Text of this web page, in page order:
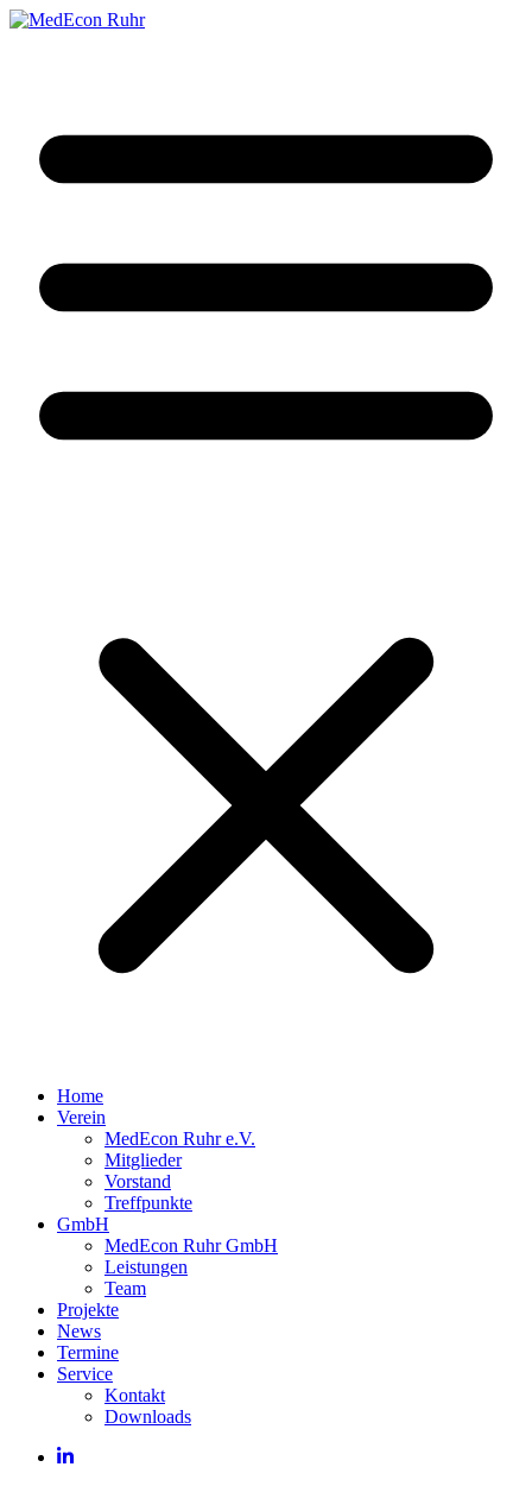
Home
Verein
MedEcon Ruhr e.V.
Mitglieder
Vorstand
Treffpunkte
GmbH
MedEcon Ruhr GmbH
Leistungen
Team
Projekte
News
Termine
Service
Kontakt
Downloads